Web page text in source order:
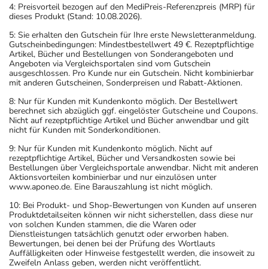
4: Preisvorteil bezogen auf den MediPreis-Referenzpreis (MRP) für
dieses Produkt (Stand: 10.08.2026).
5: Sie erhalten den Gutschein für Ihre erste Newsletteranmeldung.
Gutscheinbedingungen: Mindestbestellwert 49 €. Rezeptpflichtige
Artikel, Bücher und Bestellungen von Sonderangeboten und
Angeboten via Vergleichsportalen sind vom Gutschein
ausgeschlossen. Pro Kunde nur ein Gutschein. Nicht kombinierbar
mit anderen Gutscheinen, Sonderpreisen und Rabatt-Aktionen.
8: Nur für Kunden mit Kundenkonto möglich. Der Bestellwert
berechnet sich abzüglich ggf. eingelöster Gutscheine und Coupons.
Nicht auf rezeptpflichtige Artikel und Bücher anwendbar und gilt
nicht für Kunden mit Sonderkonditionen.
9: Nur für Kunden mit Kundenkonto möglich. Nicht auf
rezeptpflichtige Artikel, Bücher und Versandkosten sowie bei
Bestellungen über Vergleichsportale anwendbar. Nicht mit anderen
Aktionsvorteilen kombinierbar und nur einzulösen unter
www.aponeo.de. Eine Barauszahlung ist nicht möglich.
10: Bei Produkt- und Shop-Bewertungen von Kunden auf unseren
Produktdetailseiten können wir nicht sicherstellen, dass diese nur
von solchen Kunden stammen, die die Waren oder
Dienstleistungen tatsächlich genutzt oder erworben haben.
Bewertungen, bei denen bei der Prüfung des Wortlauts
Auffälligkeiten oder Hinweise festgestellt werden, die insoweit zu
Zweifeln Anlass geben, werden nicht veröffentlicht.